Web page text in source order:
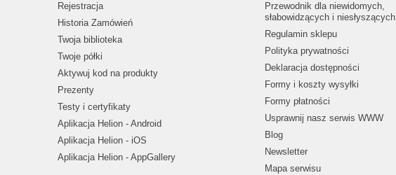
Rejestracja
Historia Zamówień
Twoja biblioteka
Twoje półki
Aktywuj kod na produkty
Prezenty
Testy i certyfikaty
Aplikacja Helion - Android
Aplikacja Helion - iOS
Aplikacja Helion - AppGallery
Przewodnik dla niewidomych,
słabowidzących i niesłyszących
Regulamin sklepu
Polityka prywatności
Deklaracja dostępności
Formy i koszty wysyłki
Formy płatności
Usprawnij nasz serwis WWW
Blog
Newsletter
Mapa serwisu